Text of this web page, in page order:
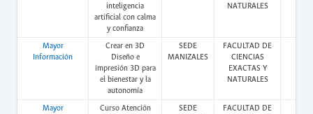
inteligencia
artificial con calma
y confianza
NATURALES
Mayor
Información
Crear en 3D
Diseño e
impresión 3D para
el bienestar y la
autonomía
SEDE
MANIZALES
FACULTAD DE
CIENCIAS
EXACTAS Y
NATURALES
Mayor
Curso Atención
SEDE
FACULTAD DE